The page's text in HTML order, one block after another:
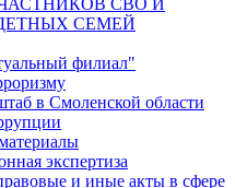
СВО И
СЕМЕЙ
филиал"
в Смоленской области
экспертиза
и иные акты в сфере